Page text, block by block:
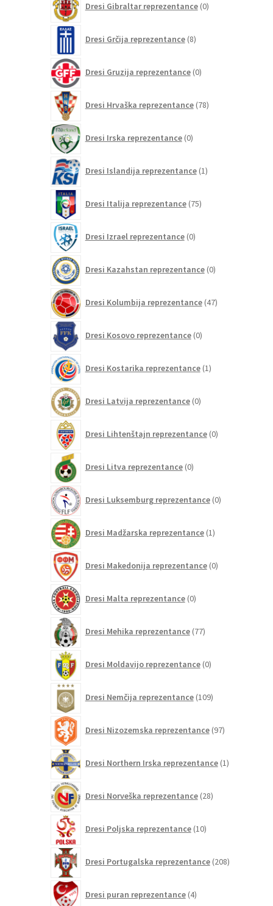
Dresi Gibraltar reprezentance 0izdelkov
Dresi Grčija reprezentance 8izdelkov
Dresi Gruzija reprezentance 0izdelkov
Dresi Hrvaška reprezentance 78izdelkov
Dresi Irska reprezentance 0izdelkov
Dresi Islandija reprezentance 1izdelek
Dresi Italija reprezentance 75izdelkov
Dresi Izrael reprezentance 0izdelkov
Dresi Kazahstan reprezentance 0izdelkov
Dresi Kolumbija reprezentance 47izdelkov
Dresi Kosovo reprezentance 0izdelkov
Dresi Kostarika reprezentance 1izdelek
Dresi Latvija reprezentance 0izdelkov
Dresi Lihtenštajn reprezentance 0izdelkov
Dresi Litva reprezentance 0izdelkov
Dresi Luksemburg reprezentance 0izdelkov
Dresi Madžarska reprezentance 1izdelek
Dresi Makedonija reprezentance 0izdelkov
Dresi Malta reprezentance 0izdelkov
Dresi Mehika reprezentance 77izdelkov
Dresi Moldavijo reprezentance 0izdelkov
Dresi Nemčija reprezentance 109izdelkov
Dresi Nizozemska reprezentance 97izdelkov
Dresi Northern Irska reprezentance 1izdelek
Dresi Norveška reprezentance 28izdelkov
Dresi Poljska reprezentance 10izdelkov
Dresi Portugalska reprezentance 208izdelkov
Dresi puran reprezentance 4izdelki